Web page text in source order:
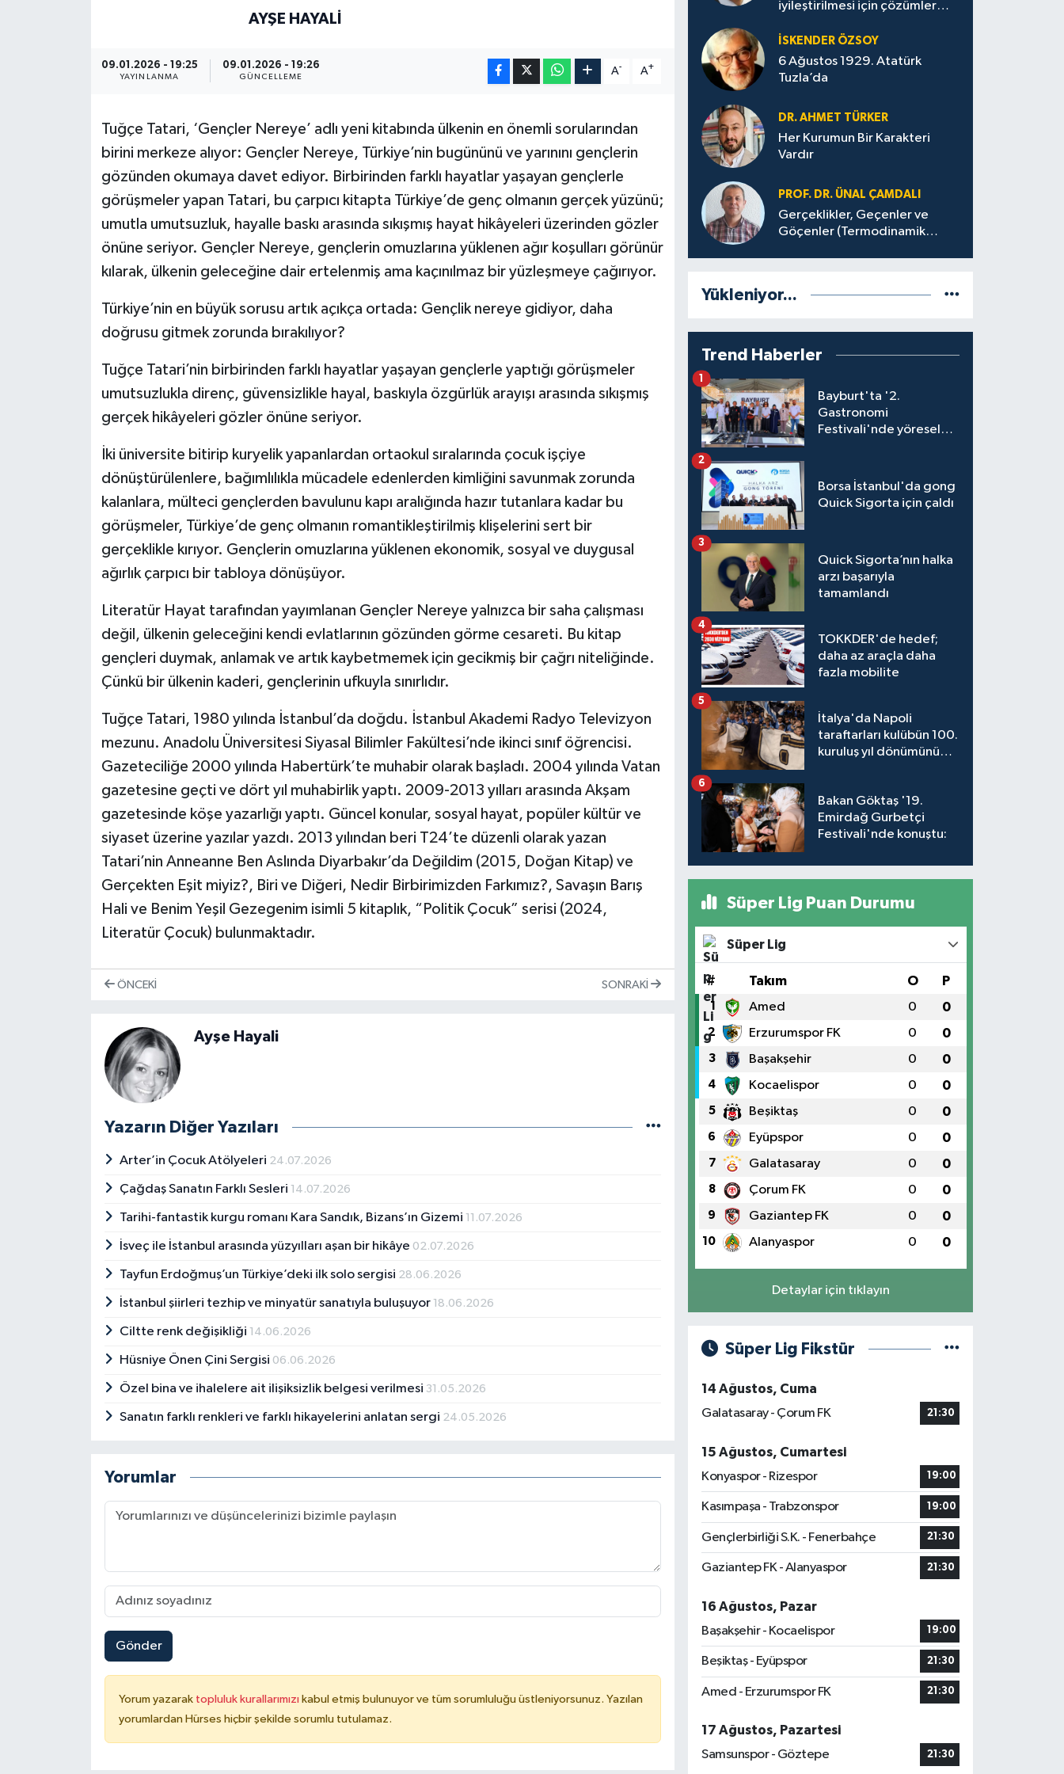
AYŞE HAYALI
09.01.2026 - 19:25
YAYINLANMA
09.01.2026 - 19:26
GÜNCELLEME
A- A+
Tuğçe Tatari, ‘Gençler Nereye’ adlı yeni kitabında ülkenin en önemli sorularından
birini merkeze alıyor: Gençler Nereye, Türkiye’nin bugününü ve yarınını gençlerin
gözünden okumaya davet ediyor. Birbirinden farklı hayatlar yaşayan gençlerle
görüşmeler yapan Tatari, bu çarpıcı kitapta Türkiye’de genç olmanın gerçek yüzünü;
umutla umutsuzluk, hayalle baskı arasında sıkışmış hayat hikâyeleri üzerinden gözler
önüne seriyor. Gençler Nereye, gençlerin omuzlarına yüklenen ağır koşulları görünür
kılarak, ülkenin geleceğine dair ertelenmiş ama kaçınılmaz bir yüzleşmeye çağırıyor.
Türkiye’nin en büyük sorusu artık açıkça ortada: Gençlik nereye gidiyor, daha
doğrusu gitmek zorunda bırakılıyor?
Tuğçe Tatari’nin birbirinden farklı hayatlar yaşayan gençlerle yaptığı görüşmeler
umutsuzlukla direnç, güvensizlikle hayal, baskıyla özgürlük arayışı arasında sıkışmış
gerçek hikâyeleri gözler önüne seriyor.
İki üniversite bitirip kuryelik yapanlardan ortaokul sıralarında çocuk işçiye
dönüştürülenlere, bağımlılıkla mücadele edenlerden kimliğini savunmak zorunda
kalanlara, mülteci gençlerden bavulunu kapı aralığında hazır tutanlara kadar bu
görüşmeler, Türkiye’de genç olmanın romantikleştirilmiş klişelerini sert bir
gerçeklikle kırıyor. Gençlerin omuzlarına yüklenen ekonomik, sosyal ve duygusal
ağırlık çarpıcı bir tabloya dönüşüyor.
Literatür Hayat tarafından yayımlanan Gençler Nereye yalnızca bir saha çalışması
değil, ülkenin geleceğini kendi evlatlarının gözünden görme cesareti. Bu kitap
gençleri duymak, anlamak ve artık kaybetmemek için gecikmiş bir çağrı niteliğinde.
Çünkü bir ülkenin kaderi, gençlerinin ufkuyla sınırlıdır.
Tuğçe Tatari, 1980 yılında İstanbul’da doğdu. İstanbul Akademi Radyo Televizyon
mezunu. Anadolu Üniversitesi Siyasal Bilimler Fakültesi’nde ikinci sınıf öğrencisi.
Gazeteciliğe 2000 yılında Habertürk’te muhabir olarak başladı. 2004 yılında Vatan
gazetesine geçti ve dört yıl muhabirlik yaptı. 2009-2013 yılları arasında Akşam
gazetesinde köşe yazarlığı yaptı. Güncel konular, sosyal hayat, popüler kültür ve
siyaset üzerine yazılar yazdı. 2013 yılından beri T24’te düzenli olarak yazan
Tatari’nin Anneanne Ben Aslında Diyarbakır’da Değildim (2015, Doğan Kitap) ve
Gerçekten Eşit miyiz?, Biri ve Diğeri, Nedir Birbirimizden Farkımız?, Savaşın Barış
Hali ve Benim Yeşil Gezegenim isimli 5 kitaplık, “Politik Çocuk” serisi (2024,
Literatür Çocuk) bulunmaktadır.
ÖNCEKI SONRAKI
Ayşe Hayali
Yazarın Diğer Yazıları
Arter’in Çocuk Atölyeleri 24.07.2026
Çağdaş Sanatın Farklı Sesleri 14.07.2026
Tarihi-fantastik kurgu romanı Kara Sandık, Bizans’ın Gizemi 11.07.2026
İsveç ile İstanbul arasında yüzyılları aşan bir hikâye 02.07.2026
Tayfun Erdoğmuş’un Türkiye’deki ilk solo sergisi 28.06.2026
İstanbul şiirleri tezhip ve minyatür sanatıyla buluşuyor 18.06.2026
Ciltte renk değişikliği 14.06.2026
Hüsniye Önen Çini Sergisi 06.06.2026
Özel bina ve ihalelere ait ilişiksizlik belgesi verilmesi 31.05.2026
Sanatın farklı renkleri ve farklı hikayelerini anlatan sergi 24.05.2026
Yorumlar
Gönder
Yorum yazarak topluluk kurallarımızı kabul etmiş bulunuyor ve tüm sorumluluğu üstleniyorsunuz. Yazılan
yorumlardan Hürses hiçbir şekilde sorumlu tutulamaz.
iyileştirilmesi için çözümler
İSKENDER ÖZSOY
6 Ağustos 1929. Atatürk
Tuzla’da
DR. AHMET TÜRKER
Her Kurumun Bir Karakteri
Vardır
PROF. DR. ÜNAL ÇAMDALI
Gerçeklikler, Geçenler ve
Göçenler (Termodinamik
Yükleniyor...
Trend Haberler
Bayburt'ta '2.
Gastronomi
Festivali'nde yöresel
1
Borsa İstanbul'da gong
Quick Sigorta için çaldı
2
Quick Sigorta’nın halka
arzı başarıyla
tamamlandı
3
TOKKDER'de hedef;
daha az araçla daha
fazla mobilite
4
İtalya'da Napoli
taraftarları kulübün 100.
kuruluş yıl dönümünü
5
Bakan Göktaş '19.
Emirdağ Gurbetçi
Festivali'nde konuştu:
6
Süper Lig Puan Durumu
Süper Lig
# Takım O P
1 Amed 0 0
2 Erzurumspor FK 0 0
3 Başakşehir 0 0
4 Kocaelispor 0 0
5 Beşiktaş 0 0
6 Eyüpspor 0 0
7 Galatasaray 0 0
8 Çorum FK 0 0
9 Gaziantep FK 0 0
10 Alanyaspor 0 0
Detaylar için tıklayın
Süper Lig Fikstür
14 Ağustos, Cuma
Galatasaray - Çorum FK
21:30
15 Ağustos, Cumartesi
Konyaspor - Rizespor
19:00
Kasımpaşa - Trabzonspor 19:00
Gençlerbirliği S.K. - Fenerbahçe 21:30
Gaziantep FK - Alanyaspor 21:30
16 Ağustos, Pazar
Başakşehir - Kocaelispor
19:00
Beşiktaş - Eyüpspor 21:30
Amed - Erzurumspor FK 21:30
17 Ağustos, Pazartesi
Samsunspor - Göztepe
21:30